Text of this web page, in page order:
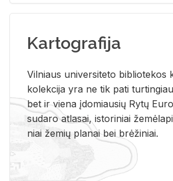
Kartografija
Vil­niaus uni­ver­si­te­to bi­b­lio­te­kos
ko­lek­ci­ja yra ne tik pati
bet ir vie­na įdo­miau­sių Rytų
su­da­ro at­la­sai, is­to­ri­niai
niai že­mių pla­nai bei brė­ži­niai.